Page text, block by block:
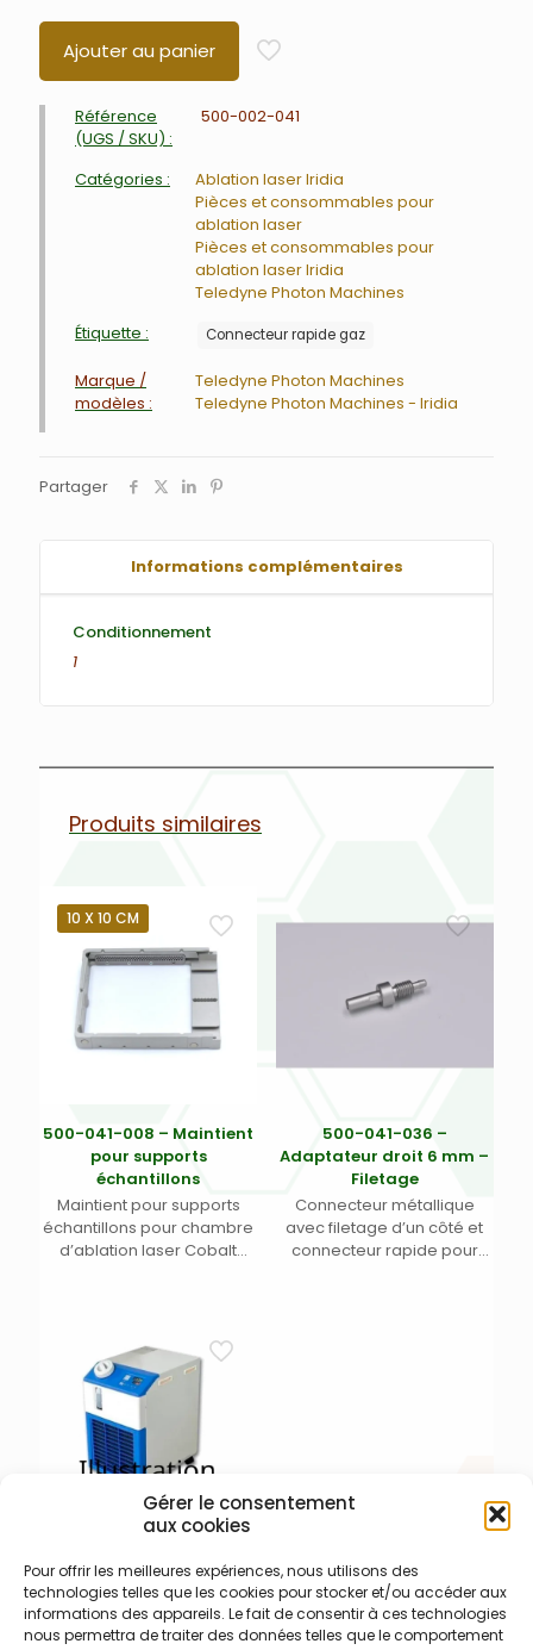
Gérer le consentement
aux cookies
Pour offrir les meilleures expériences, nous utilisons des
technologies telles que les cookies pour stocker et/ou accéder aux
informations des appareils. Le fait de consentir à ces technologies
nous permettra de traiter des données telles que le comportement
Ajouter au panier
Référence
(UGS / SKU) :
500-002-041
Catégories :
Ablation laser Iridia
Pièces et consommables pour
ablation laser
Pièces et consommables pour
ablation laser Iridia
Teledyne Photon Machines
Étiquette :
Connecteur rapide gaz
Marque /
modèles :
Teledyne Photon Machines
Teledyne Photon Machines - Iridia
Partager
Informations complémentaires
Conditionnement
1
Produits similaires
10 X 10 CM
500-041-008 – Maintient
pour supports
échantillons
Maintient pour supports
échantillons pour chambre
d’ablation laser Cobalt
Teledyne Photon Machines
500-041-036 –
Adaptateur droit 6 mm –
Filetage
Connecteur métallique
avec filetage d’un côté et
connecteur rapide pour
Refroidisseur pour
Fusions Diode
Refroidisseur à eau pour